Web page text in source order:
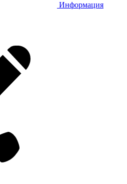
Информация